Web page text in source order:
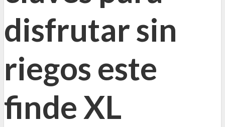
disfrutar sin
riegos este
finde XL